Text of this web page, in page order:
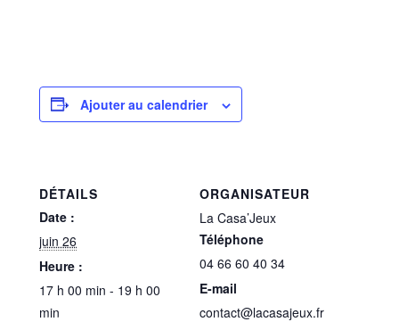
Ajouter au calendrier
DÉTAILS
Date :
juin 26
Heure :
17 h 00 min - 19 h 00
min
ORGANISATEUR
La Casa’Jeux
Téléphone
04 66 60 40 34
E-mail
contact@lacasajeux.fr